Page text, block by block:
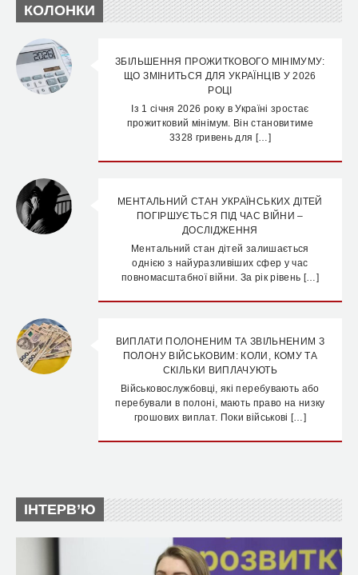
КОЛОНКИ
ЗБІЛЬШЕННЯ ПРОЖИТКОВОГО МІНІМУМУ:
ЩО ЗМІНИТЬСЯ ДЛЯ УКРАЇНЦІВ У 2026
РОЦІ
Із 1 січня 2026 року в Україні зростає
прожитковий мінімум. Він становитиме
3328 гривень для […]
МЕНТАЛЬНИЙ СТАН УКРАЇНСЬКИХ ДІТЕЙ
ПОГІРШУЄТЬСЯ ПІД ЧАС ВІЙНИ –
ДОСЛІДЖЕННЯ
Ментальний стан дітей залишається
однією з найуразливіших сфер у час
повномасштабної війни. За рік рівень […]
ВИПЛАТИ ПОЛОНЕНИМ ТА ЗВІЛЬНЕНИМ З
ПОЛОНУ ВІЙСЬКОВИМ: КОЛИ, КОМУ ТА
СКІЛЬКИ ВИПЛАЧУЮТЬ
Військовослужбовці, які перебувають або
перебували в полоні, мають право на низку
грошових виплат. Поки військові […]
ІНТЕРВ’Ю